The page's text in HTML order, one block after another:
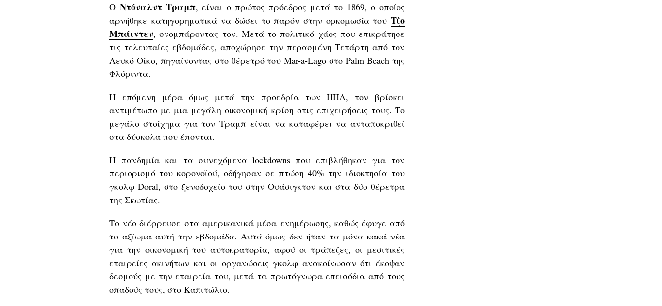
Ο Ντόναλντ Τραμπ, είναι ο πρώτος πρόεδρος μετά το 1869, ο οποίος
αρνήθηκε κατηγορηματικά να δώσει το παρόν στην ορκομωσία του Τζο
Μπάιντεν, σνομπάροντας τον. Μετά το πολιτικό χάος που επικράτησε
τις τελευταίες εβδομάδες, αποχώρησε την περασμένη Τετάρτη από τον
Λευκό Οίκο, πηγαίνοντας στο θέρετρό του Mar-a-Lago στο Palm Beach της
Φλόριντα.
Η επόμενη μέρα όμως μετά την προεδρία των ΗΠΑ, τον βρίσκει
αντιμέτωπο με μια μεγάλη οικονομική κρίση στις επιχειρήσεις τους. Το
μεγάλο στοίχημα για τον Τραμπ είναι να καταφέρει να ανταποκριθεί
στα δύσκολα που έπονται.
Η πανδημία και τα συνεχόμενα lockdowns που επιβλήθηκαν για τον
περιορισμό του κορονοϊού, οδήγησαν σε πτώση 40% την ιδιοκτησία του
γκολφ Doral, στο ξενοδοχείο του στην Ουάσιγκτον και στα δύο θέρετρα
της Σκωτίας.
Το νέο διέρρευσε στα αμερικανικά μέσα ενημέρωσης, καθώς έφυγε από
το αξίωμα αυτή την εβδομάδα. Αυτά όμως δεν ήταν τα μόνα κακά νέα
για την οικονομική του αυτοκρατορία, αφού οι τράπεζες, οι μεσιτικές
εταιρείες ακινήτων και οι οργανώσεις γκολφ ανακοίνωσαν ότι έκοψαν
δεσμούς με την εταιρεία του, μετά τα πρωτόγνωρα επεισόδια από τους
οπαδούς τους, στο Καπιτώλιο.